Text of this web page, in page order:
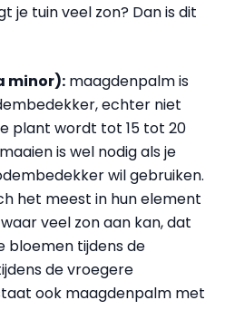
je tuin veel zon? Dan is dit
minor): maagdenpalm is
echter niet
plant wordt tot 15 tot 20
is wel nodig als je
wil gebruiken.
het meest in hun element
veel zon aan kan, dat
bloemen tijdens de
de vroegere
ook maagdenpalm met